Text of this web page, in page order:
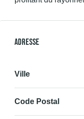
Adresse
Ville
Code Postal